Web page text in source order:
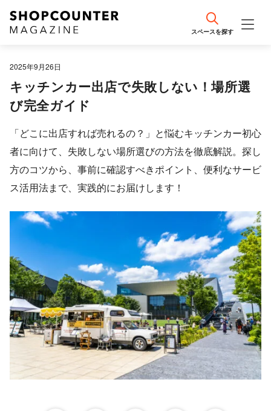
スペースを探す
エリア情報
事例紹介
編集部おすすめ
出店計画・戦略のコツ
売場づくり・接客のコツ
流行・最新トレンド
集客・SNS運用のコツ
レンタルスペース運営
出店準備ガイド
2025年9月26日
キッチンカー出店で失敗しない！場所選
び完全ガイド
「どこに出店すれば売れるの？」と悩むキッチンカー初心
者に向けて、失敗しない場所選びの方法を徹底解説。探し
方のコツから、事前に確認すべきポイント、便利なサービ
ス活用法まで、実践的にお届けします！